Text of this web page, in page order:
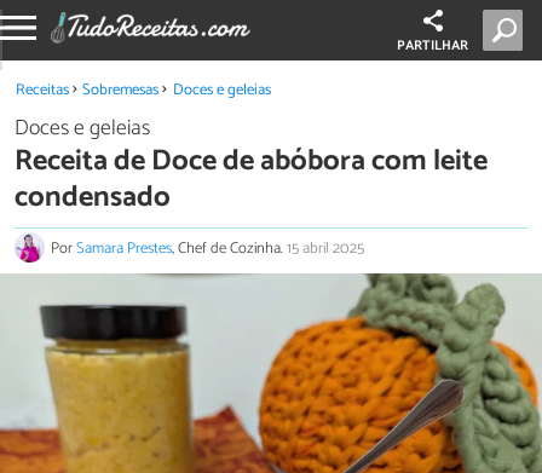
PARTILHAR
Receitas Sobremesas Doces e geleias
Doces e geleias
Receita de Doce de abóbora com leite
condensado
PorSamara Prestes, Chef de Cozinha.15 abril 2025